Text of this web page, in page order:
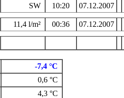
SW 10:20 07.12.2007
11,4 l/m² 00:36 07.12.2007
-7,4 °C
0,6 °C
4,3 °C